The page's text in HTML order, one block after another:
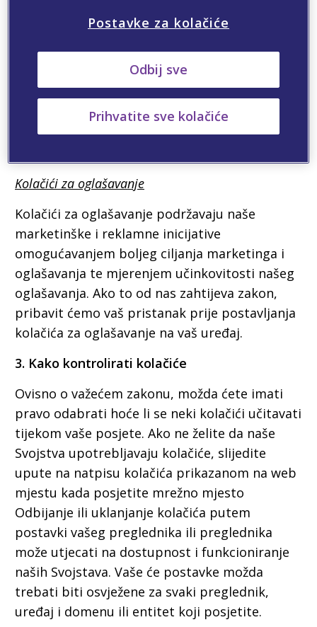
interno istraživanje o tome kako poboljšati
usluge koje se pružaju korisnicima Svojstva.
Analitički kolačići procjenjuju kako anonimno
komunicirate s našim Svojstvima i ne
prikupljaju nikakve podatke koji vas
identificiraju. Ako to od nas zahtijeva zakon,
pribavit ćemo vaš pristanak prije postavljanja
Kolačići za oglašavanje
Kolačići za oglašavanje podržavaju naše
marketinške i reklamne inicijative
omogućavanjem boljeg ciljanja marketinga i
oglašavanja te mjerenjem učinkovitosti našeg
oglašavanja. Ako to od nas zahtijeva zakon,
pribavit ćemo vaš pristanak prije postavljanja
kolačića za oglašavanje na vaš uređaj.
3. Kako kontrolirati kolačiće
Ovisno o važećem zakonu, možda ćete imati
pravo odabrati hoće li se neki kolačići učitavati
tijekom vaše posjete. Ako ne želite da naše
Svojstva upotrebljavaju kolačiće, slijedite
upute na natpisu kolačića prikazanom na web
mjestu kada posjetite mrežno mjesto
Odbijanje ili uklanjanje kolačića putem
postavki vašeg preglednika ili preglednika
može utjecati na dostupnost i funkcioniranje
naših Svojstava. Vaše će postavke možda
trebati biti osvježene za svaki preglednik,
uređaj i domenu ili entitet koji posjetite.
Postavke za kolačiće
Odbij sve
Prihvatite sve kolačiće